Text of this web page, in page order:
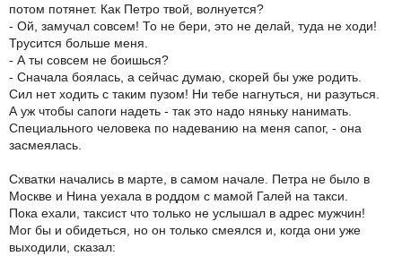
потом потянет. Как Петро твой, волнуется?
- Ой, замучал совсем! То не бери, это не делай, туда не ходи!
Трусится больше меня.
- А ты совсем не боишься?
- Сначала боялась, а сейчас думаю, скорей бы уже родить.
Сил нет ходить с таким пузом! Ни тебе нагнуться, ни разуться.
А уж чтобы сапоги надеть - так это надо няньку нанимать.
Специального человека по надеванию на меня сапог, - она
засмеялась.
Схватки начались в марте, в самом начале. Петра не было в
Москве и Нина уехала в роддом с мамой Галей на такси.
Пока ехали, таксист что только не услышал в адрес мужчин!
Мог бы и обидеться, но он только смеялся и, когда они уже
выходили, сказал: